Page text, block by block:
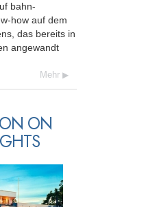
bahn­
how auf dem
das bereits in
angewandt
Mehr
ON